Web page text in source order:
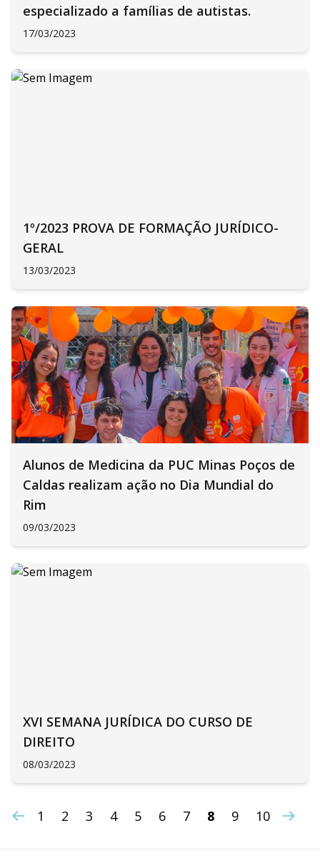
especializado a famílias de autistas.
17/03/2023
1º/2023 PROVA DE FORMAÇÃO JURÍDICO-
GERAL
13/03/2023
Alunos de Medicina da PUC Minas Poços de
Caldas realizam ação no Dia Mundial do
Rim
09/03/2023
XVI SEMANA JURÍDICA DO CURSO DE
DIREITO
08/03/2023
1 2 3 4 5 6 7 8 9 10